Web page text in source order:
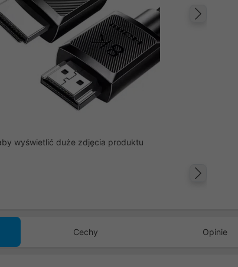
wyświetlić duże zdjęcia produktu
Cechy Opinie